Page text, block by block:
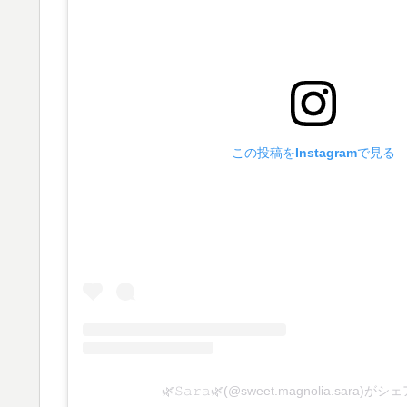
この投稿をInstagramで見る
🌿𝚂𝚊𝚛𝚊🌿(@sweet.magnolia.sara)がシェ